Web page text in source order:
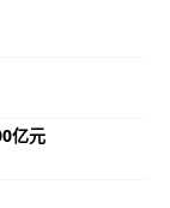
亿元